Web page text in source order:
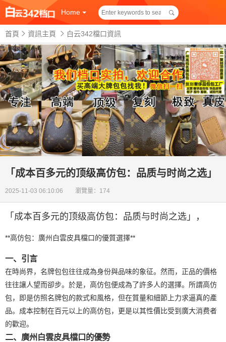
Home
首頁 資訊主頁 白云342檔口資訊
「成本百多元的顶级高仿包：品质与时尚之选」
2025-11-03 06:10:06 瀏覽量：174
「成本百多元的顶级高仿包：品质与时尚之选」 ，
**高仿包：廣州白雲皮具檔口的優質選擇**
一、引言
在時尚界，名牌包包往往成為身份與品味的象征。然而，正品的價格
往往讓人望而卻步。於是，高仿包便成為了許多人的選擇。所謂高仿
包，即是仿照名牌包的款式和風格，但在質量和細節上力求逼真的產
品。成本控制在百元以上的高仿包，更是以其性價比受到廣大消费者
的歡迎。
二、廣州白雲皮具檔口的優勢